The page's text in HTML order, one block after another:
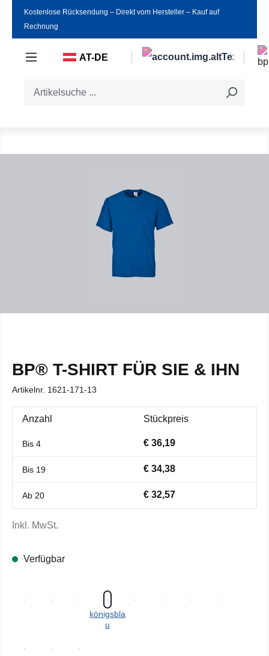
Zum Hauptinhalt springen
Kostenlose Rücksendung ‒ Direkt vom Hersteller ‒ Kauf auf
Rechnung
AT-DE
BP® T-SHIRT FÜR SIE & IHN
Artikelnr. 1621-171-13
Anzahl Stückpreis
Bis 4 € 36,19
Bis 19 € 34,38
Ab 20 € 32,57
Inkl. MwSt.
Verfügbar
königsbla
u